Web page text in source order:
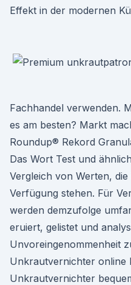
Effekt in der modernen
Fachhandel verwenden.
es am besten? Markt
Roundup® Rekord
Das Wort Test und
Vergleich von Werten,
Verfügung stehen. Für
werden demzufolge
eruiert, gelistet und
Unvoreingenommenheit
Unkrautvernichter online
Unkrautvernichter